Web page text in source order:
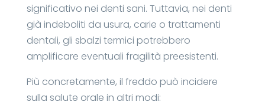
significativo nei denti sani. Tuttavia, nei denti
già indeboliti da usura, carie o trattamenti
dentali, gli sbalzi termici potrebbero
amplificare eventuali fragilità preesistenti.
Più concretamente, il freddo può incidere
sulla salute orale in altri modi: